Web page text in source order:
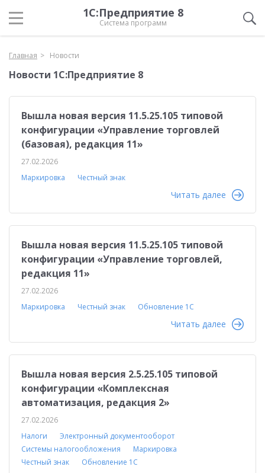
1С:Предприятие 8
Система программ
Главная Новости
Новости 1С:Предприятие 8
Вышла новая версия 11.5.25.105 типовой
конфигурации «Управление торговлей
(базовая), редакция 11»
27.02.2026
Маркировка
Честный знак
Читать далее
Вышла новая версия 11.5.25.105 типовой
конфигурации «Управление торговлей,
редакция 11»
27.02.2026
Маркировка
Честный знак Обновление 1С
Читать далее
Вышла новая версия 2.5.25.105 типовой
конфигурации «Комплексная
автоматизация, редакция 2»
27.02.2026
Налоги
Электронный документооборот
Системы налогообложения
Маркировка
Честный знак
Обновление 1С